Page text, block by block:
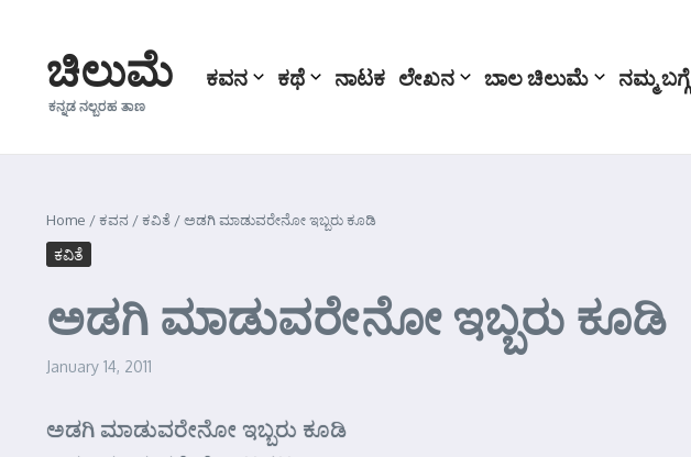
ಚಿಲುಮೆ
ಕನ್ನಡ ನಲ್ಬರಹ ತಾಣ
ಕವನ ಕಥೆ ನಾಟಕ ಲೇಖನ ಬಾಲ ಚಿಲುಮೆ ನಮ್ಮ ಬಗ್ಗೆ
Home /ಕವನ /ಕವಿತೆ /ಅಡಗಿ ಮಾಡುವರೇನೋ ಇಬ್ಬರು ಕೂಡಿ
ಕವಿತೆ
ಅಡಗಿ ಮಾಡುವರೇನೋ ಇಬ್ಬರು ಕೂಡಿ
January 14, 2011
ಅಡಗಿ ಮಾಡುವರೇನೋ ಇಬ್ಬರು ಕೂಡಿ